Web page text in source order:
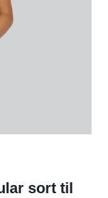
sort til